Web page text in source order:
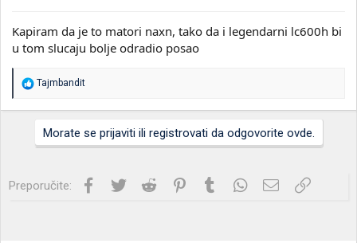
Kapiram da je to matori naxn, tako da i legendarni lc600h bi
u tom slucaju bolje odradio posao
R
v
j
Tajmbandit
Morate se prijaviti ili registrovati da odgovorite ovde.
Preporučite: Facebook
Twitter Reddit PinterestTumblrWhatsApp
Imejl Link